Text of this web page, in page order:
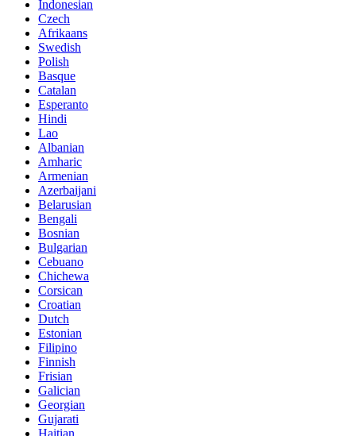
Indonesian
Czech
Afrikaans
Swedish
Polish
Basque
Catalan
Esperanto
Hindi
Lao
Albanian
Amharic
Armenian
Azerbaijani
Belarusian
Bengali
Bosnian
Bulgarian
Cebuano
Chichewa
Corsican
Croatian
Dutch
Estonian
Filipino
Finnish
Frisian
Galician
Georgian
Gujarati
Haitian